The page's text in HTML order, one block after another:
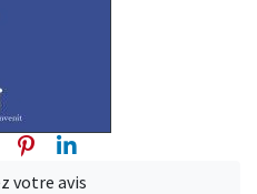
TwitterPinterest
Linkedin
votre avis